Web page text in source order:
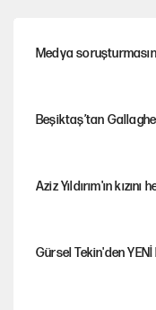
Medya
Beşiktaş’tan
Aziz Yıldırım'ın
Gürsel Tekin'den